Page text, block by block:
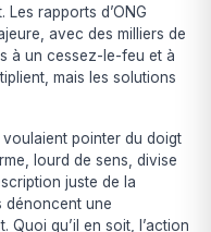
rapports d’ONG
avec des milliers de
à un cessez-le-feu et à
mais les solutions
voulaient pointer du doigt
lourd de sens, divise
juste de la
dénoncent une
Quoi qu’il en soit, l’action